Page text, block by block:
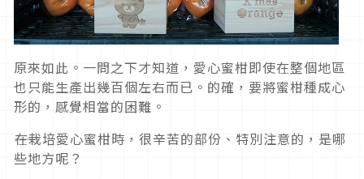
原來如此。一問之下才知道，愛心蜜柑即使在整個地區
也只能生產出幾百個左右而已。的確，要將蜜柑種成心
形的，感覺相當的困難。
――在栽培愛心蜜柑時，很辛苦的部份、特別注意的，是哪
些地方呢？